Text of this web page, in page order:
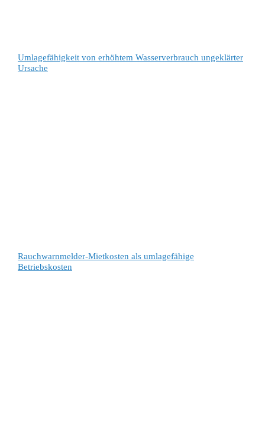
Umlagefähigkeit von erhöhtem Wasserverbrauch ungeklärter
Ursache
Rauchwarnmelder-Mietkosten als umlagefähige
Betriebskosten